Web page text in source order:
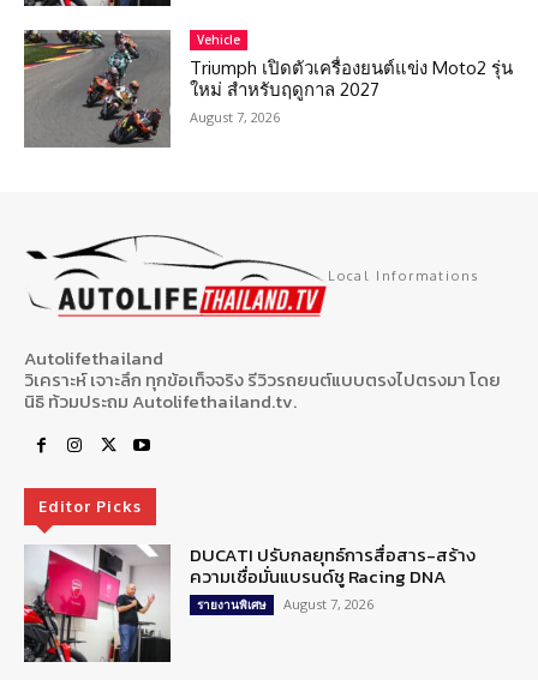
Vehicle
Triumph เปิดตัวเครื่องยนต์แข่ง Moto2 รุ่น
ใหม่ สำหรับฤดูกาล 2027
August 7, 2026
Local Informations
Autolifethailand
วิเคราะห์ เจาะลึก ทุกข้อเท็จจริง รีวิวรถยนต์แบบตรงไปตรงมา โดย
นิธิ ท้วมประถม Autolifethailand.tv.
Editor Picks
DUCATI ปรับกลยุทธ์การสื่อสาร-สร้าง
ความเชื่อมั่นแบรนด์ชู Racing DNA
รายงานพิเศษ August 7, 2026